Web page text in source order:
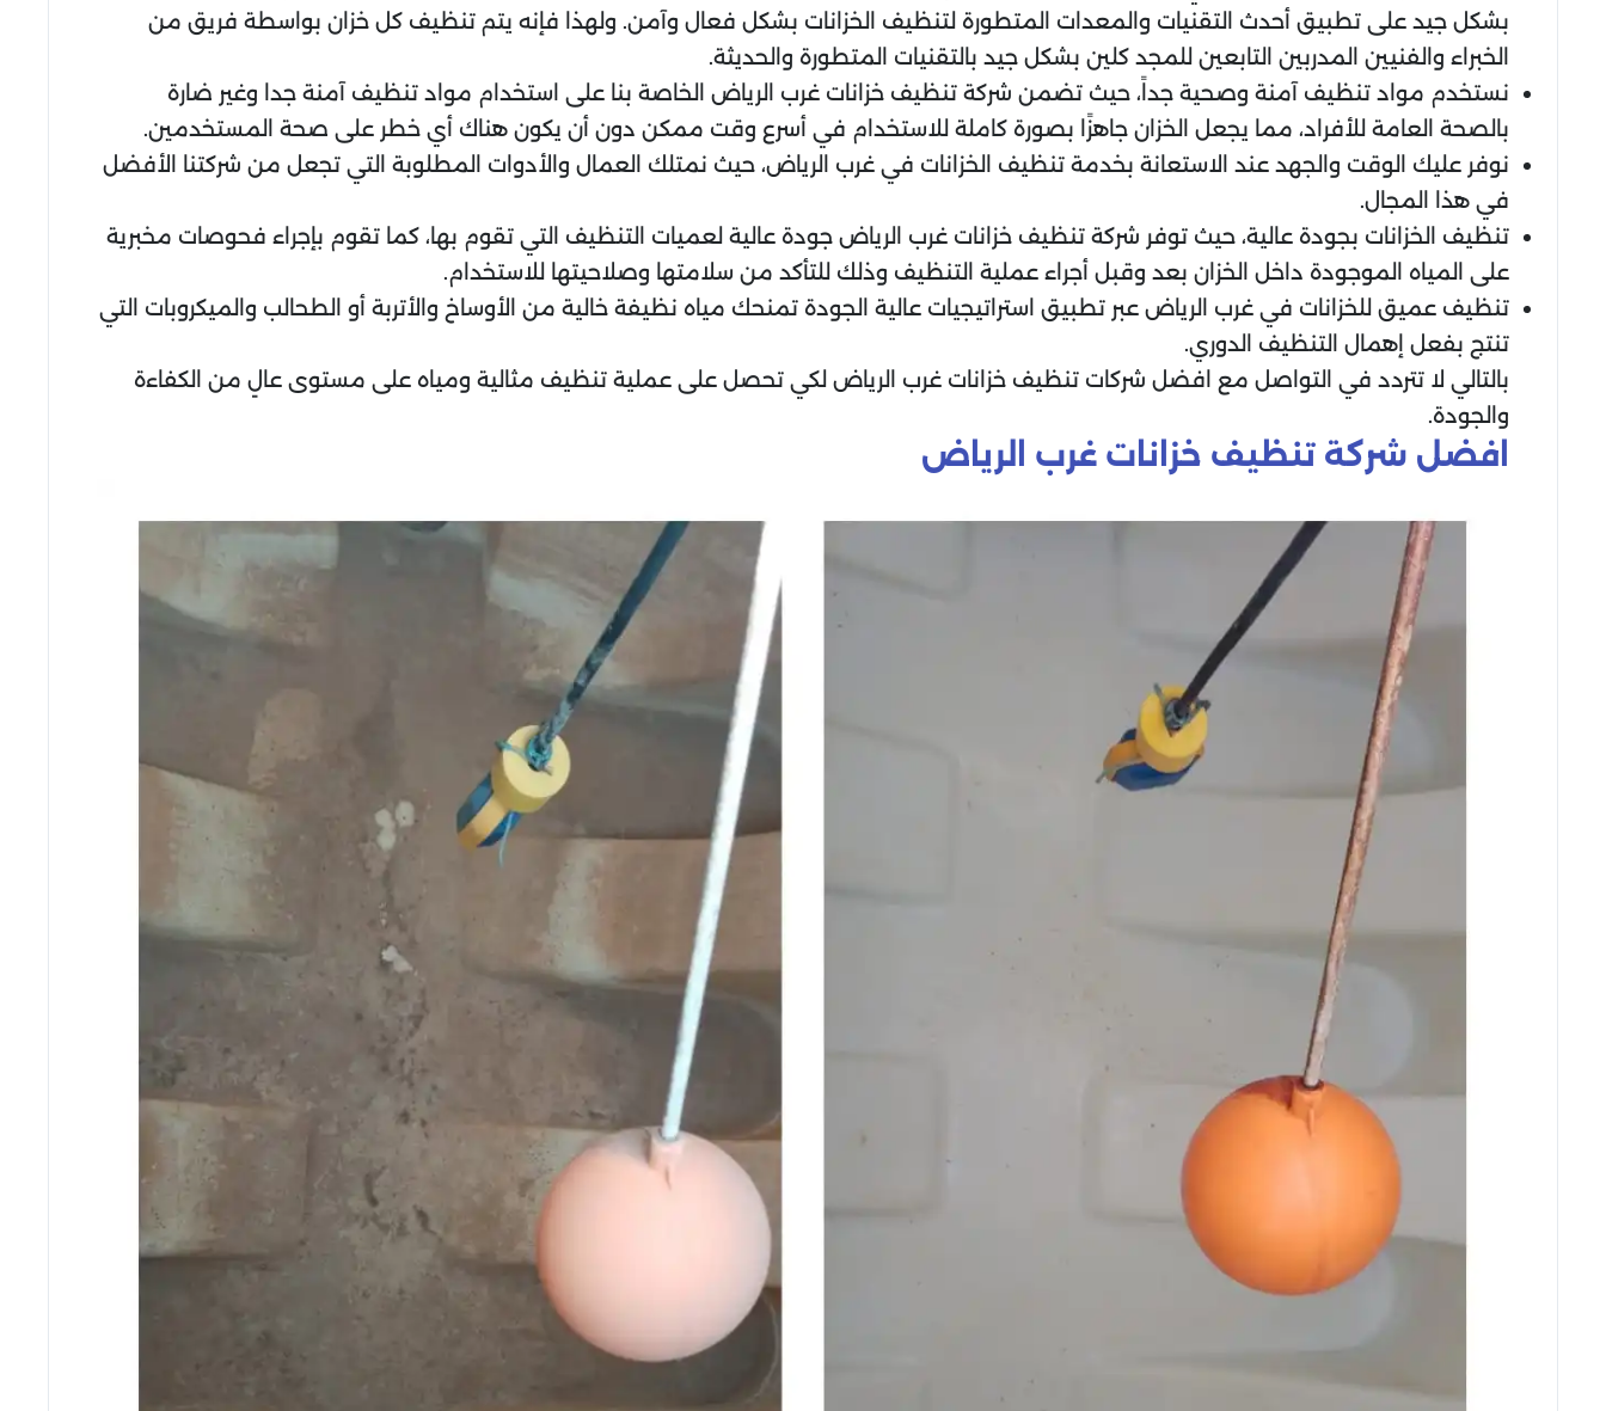
بشكل جيد على تطبيق أحدث التقنيات والمعدات المتطورة لتنظيف الخزانات بشكل فعال وآمن. ولهذا فإنه يتم تنظيف كل خزان بواسطة فريق من
الخبراء والفنيين المدربين التابعين للمجد كلين بشكل جيد بالتقنيات المتطورة والحديثة.
نستخدم مواد تنظيف آمنة وصحية جداً، حيث تضمن شركة تنظيف خزانات غرب الرياض الخاصة بنا على استخدام مواد تنظيف آمنة جدا وغير ضارة
بالصحة العامة للأفراد، مما يجعل الخزان جاهزًا بصورة كاملة للاستخدام في أسرع وقت ممكن دون أن يكون هناك أي خطر على صحة المستخدمين.
نوفر عليك الوقت والجهد عند الاستعانة بخدمة تنظيف الخزانات في غرب الرياض، حيث نمتلك العمال والأدوات المطلوبة التي تجعل من شركتنا الأفضل
في هذا المجال.
تنظيف الخزانات بجودة عالية، حيث توفر شركة تنظيف خزانات غرب الرياض جودة عالية لعميات التنظيف التي تقوم بها، كما تقوم بإجراء فحوصات مخبرية
على المياه الموجودة داخل الخزان بعد وقبل أجراء عملية التنظيف وذلك للتأكد من سلامتها وصلاحيتها للاستخدام.
تنظيف عميق للخزانات في غرب الرياض عبر تطبيق استراتيجيات عالية الجودة تمنحك مياه نظيفة خالية من الأوساخ والأتربة أو الطحالب والميكروبات التي
تنتج بفعل إهمال التنظيف الدوري.
بالتالي لا تتردد في التواصل مع افضل شركات تنظيف خزانات غرب الرياض لكي تحصل على عملية تنظيف مثالية ومياه على مستوى عالٍ من الكفاءة
والجودة.
افضل شركة تنظيف خزانات غرب الرياض